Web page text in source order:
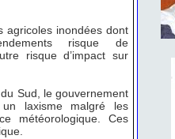
agricoles inondées dont
risque de
risque d’impact sur
Sud, le gouvernement
un laxisme malgré les
météorologique. Ces